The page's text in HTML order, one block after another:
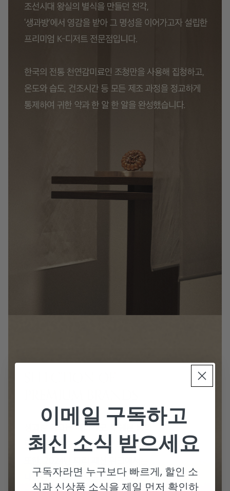
이메일 구독하고
최신 소식 받으세요
구독자라면 누구보다 빠르게, 할인 소
식과 신상품 소식을 제일 먼저 확인하